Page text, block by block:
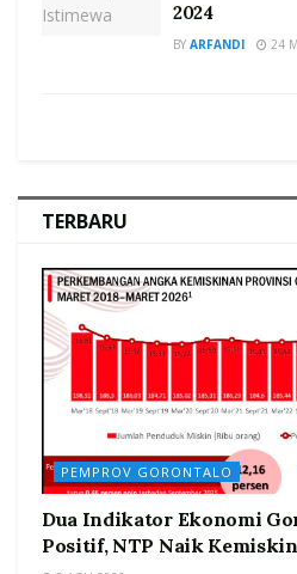
2024
BY ARFANDI 24
TERBARU
PEMPROV GORONTALO
Dua Indikator Ekonomi
Positif, NTP Naik